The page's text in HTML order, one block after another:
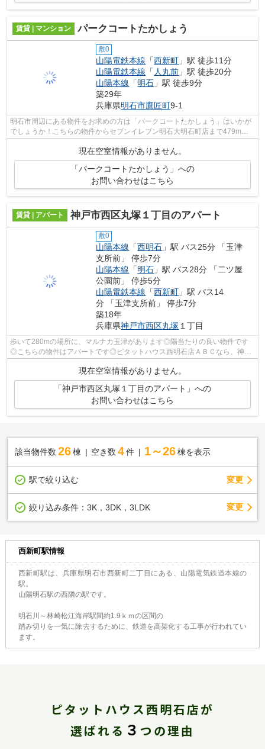
賃貸 | マンション パークコートたかしょう
敷0
山陽電鉄本線 「西新町 」駅 徒歩11分
山陽電鉄本線 「 人丸前 」駅 徒歩20分
山陽本線 「明石 」駅 徒歩9分
築29年
兵庫県明石市鷹匠町9-1
明石市周辺にある物件をお求めの方は「パークコートたかしょう」はいかが
でしょうか！こちらの物件からセブンイレブン明石大明石町店まで479mで
現在空室情報がありません。
「パークコートたかしょう」への
お問い合わせはこちら
賃貸 | アパート 神戸市西区丸塚１丁目のアパート
敷0
山陽本線 「西明石 」駅 バス25分 「玉津
支所前」 停歩7分
山陽本線 「明石 」駅 バス28分 「二ツ屋
公園前」 停歩5分
山陽電鉄本線 「西新町 」駅 バス14
分 「玉津支所前」 停歩7分
築18年
兵庫県神戸市西区丸塚 １丁目
歩いて280mの場所に、マルナカ玉津があります◎陽当たりの良い物件です
◎こちらの物件はアパートです◎ピタットハウス西明石店ＡＢＣなら、神戸
市西区エリアの賃貸情報も満載◎お問い合わ...
現在空室情報がありません。
「神戸市西区丸塚１丁目のアパート」への
お問い合わせはこちら
該当物件数 26棟 空き数 4 件 1～26 棟を表示
駅で絞り込む 変更
絞り込み条件： 3K，3DK，3LDK 変更
西新町駅情報
西新町駅は、兵庫県明石市西新町二丁目にある、山陽電気鉄道本線の
駅。
山陽明石駅の西隣の駅です。
明石川～林崎松江海岸駅間約1.9ｋｍの区間の
踏み切りを一気に除去するために、鉄道を高架化する工事が行われてい
ます。
ピタットハウス西明石店が
選ばれる ３ つの理由